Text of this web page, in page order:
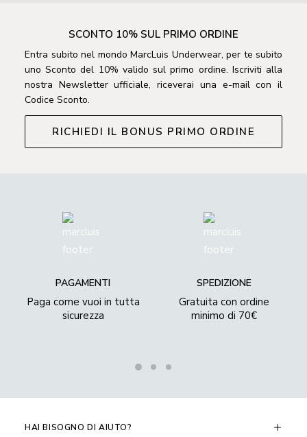
SCONTO 10% SUL PRIMO ORDINE
Entra subito nel mondo MarcLuis Underwear, per te subito
uno Sconto del 10% valido sul primo ordine. Iscriviti alla
nostra Newsletter ufficiale, riceverai una e-mail con il
Codice Sconto.
RICHIEDI IL BONUS PRIMO ORDINE
PAGAMENTI
Paga come vuoi in tutta
sicurezza
SPEDIZIONE
Gratuita con ordine
minimo di 70€
HAI BISOGNO DI AIUTO?